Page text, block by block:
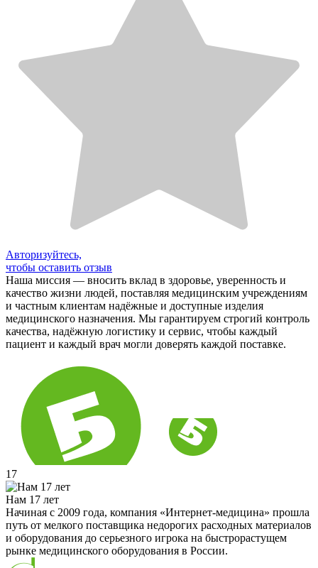
Авторизуйтесь,
чтобы оставить отзыв
Наша миссия — вносить вклад в здоровье, уверенность и
качество жизни людей, поставляя медицинским учреждениям
и частным клиентам надёжные и доступные изделия
медицинского назначения. Мы гарантируем строгий контроль
качества, надёжную логистику и сервис, чтобы каждый
пациент и каждый врач могли доверять каждой поставке.
17
Нам 17 лет
Начиная с 2009 года, компания «Интернет-медицина» прошла
путь от мелкого поставщика недорогих расходных материалов
и оборудования до серьезного игрока на быстрорастущем
рынке медицинского оборудования в России.